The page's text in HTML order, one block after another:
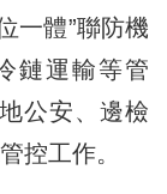
一體”聯防機
鏈運輸等管
公安、邊檢
控工作。